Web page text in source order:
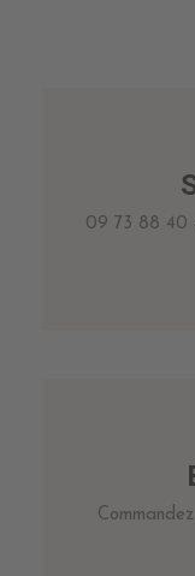
09 73 88 40